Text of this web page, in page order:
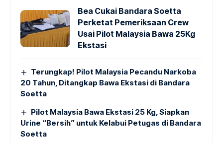
Bea Cukai Bandara Soetta
Perketat Pemeriksaan Crew
Usai Pilot Malaysia Bawa 25Kg
Ekstasi
Terungkap! Pilot Malaysia Pecandu Narkoba
20 Tahun, Ditangkap Bawa Ekstasi di Bandara
Soetta
Pilot Malaysia Bawa Ekstasi 25 Kg, Siapkan
Urine “Bersih” untuk Kelabui Petugas di Bandara
Soetta